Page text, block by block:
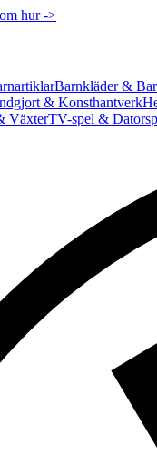
hur ->
Barnkläder &
& Konsthantverk
VäxterTV-spel &